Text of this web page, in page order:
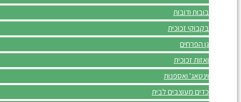
בובות ודובות
בקבוקי זכוכית
גן הפרחים
ואזות זכוכית
וינטאג' ואספנות
כדים מעוצבים לבית